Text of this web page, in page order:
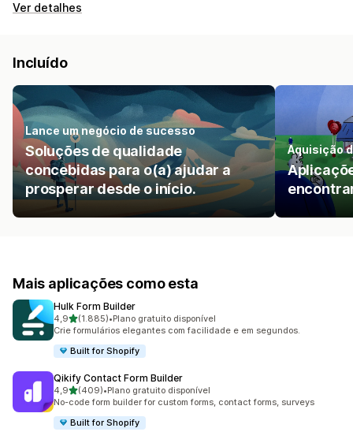
Ver detalhes
Incluído
Lance um negócio de sucesso
Soluções de qualidade
concebidas para o(a) ajudar a
prosperar desde o início.
Aquisição
Mais aplicações como esta
Hulk Form Builder
4,9de 5 estrelas
(1.885)
1885 total de avaliações
•Plano gratuito disponível
Crie formulários elegantes com facilidade e em segundos.
Built for Shopify
Qikify Contact Form Builder
4,9de 5 estrelas
(409)
409 total de avaliações
•Plano gratuito disponível
No-code form builder for custom forms, contact forms, surveys
Built for Shopify